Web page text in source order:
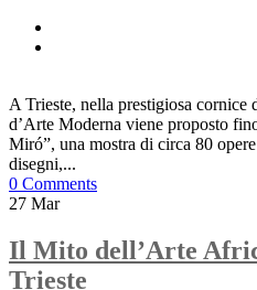
A Trieste, nella prestigiosa
d’Arte Moderna viene proposto
Miró”, una mostra di circa 80
disegni,...
0 Comments
27 Mar
Il Mito dell’Arte
Trieste